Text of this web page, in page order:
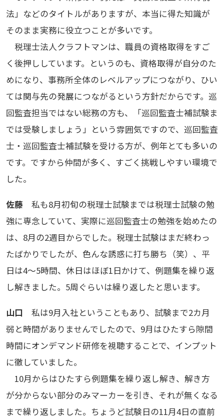
法」などのタイトルがありますが、本当に得た知識が
そのまま実務に役立つことが多いです。
税理士法人クラフトマンは、職員の資格取得をすご
く後押ししています。というのも、資格取得が自分のた
めになり、事務所全体のレベルアップにつながり、ひい
ては関与先の発展につながるという方針だからです。巡
回監査担当ではない総務の方も、「巡回監査士補試験ま
では受験しましょう」という雰囲気ですので、巡回監査
士・巡回監査士補試験を受ける方が、例年とても多いの
です。ですから仲間が多く、すごく挑戦しやすい環境で
した。
佐藤私も8月初旬の税理士試験までは税理士試験の勉
強に専念していて、実際に巡回監査士の勉強を始めたの
は、8月の2週目からでした。税理士試験はまだ終わっ
たばかりでしたが、色んな誘惑に打ち勝ち（笑）、平
日は4～5時間、休日はほぼ1日かけて、例題集を繰り返
し解きました。5周ぐらいは繰り返したと思います。
山口 私は9月入社ということもあり、試験まで2カ月
弱と時間がありませんでしたので、9月はひたすら隙間
時間にオンデマンド研修を視聴することで、インプット
に徹していました。
10月からはひたすら例題集を繰り返し解き、解き方
が分からない部分のみマーカーを引き、それが無くなる
まで繰り返しました。ちょうど試験日の11月4日の直前